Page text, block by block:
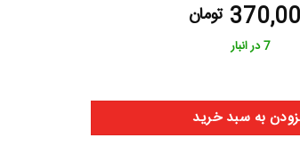
تومان
7 در انبار
عدد
به سبد خرید